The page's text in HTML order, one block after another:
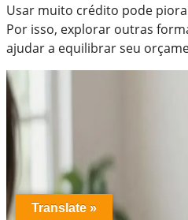
Usar muito crédito pode
Por isso, explorar outras
ajudar a equilibrar seu
Translate »